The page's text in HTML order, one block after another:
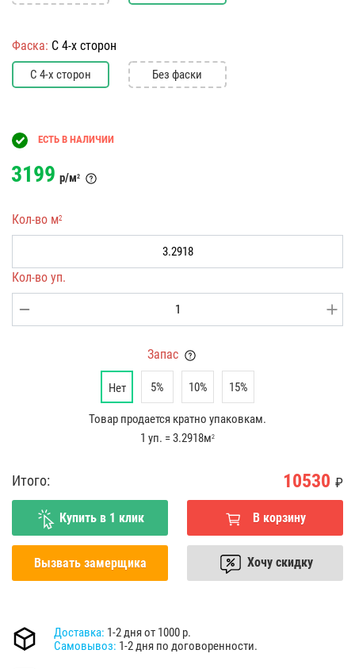
Фаска: С 4-х сторон
С 4-х сторон Без фаски
ЕСТЬ В НАЛИЧИИ
3199 р/м2
Кол-во м2
Кол-во уп.
Запас
Нет 5% 10% 15%
Товар продается кратно упаковкам.
1 уп. = 3.2918м2
Итого: 10530 ₽
Купить в 1 клик В корзину
Вызвать замерщика Хочу скидку
Доставка: 1-2 дня от 1000 р.
Самовывоз: 1-2 дня по договоренности.